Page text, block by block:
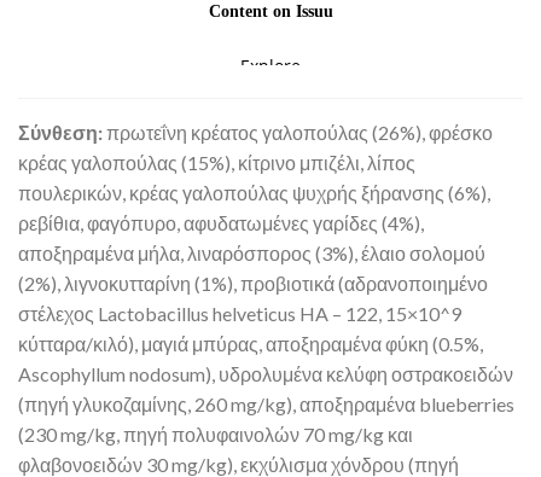
Σύνθεση:πρωτεΐνη κρέατος γαλοπούλας (26%), φρέσκο
κρέας γαλοπούλας (15%), κίτρινο μπιζέλι, λίπος
πουλερικών, κρέας γαλοπούλας ψυχρής ξήρανσης (6%),
ρεβίθια, φαγόπυρο, αφυδατωμένες γαρίδες (4%),
αποξηραμένα μήλα, λιναρόσπορος (3%), έλαιο σολομού
(2%), λιγνοκυτταρίνη (1%), προβιοτικά (αδρανοποιημένο
στέλεχος Lactobacillus helveticus HA – 122, 15×10^9
κύτταρα/κιλό), μαγιά μπύρας, αποξηραμένα φύκη (0.5%,
Ascophyllum nodosum), υδρολυμένα κελύφη οστρακοειδών
(πηγή γλυκοζαμίνης, 260 mg/kg), αποξηραμένα blueberries
(230 mg/kg, πηγή πολυφαινολών 70 mg/kg και
φλαβονοειδών 30 mg/kg), εκχύλισμα χόνδρου (πηγή